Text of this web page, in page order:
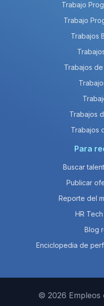
Trabajo
Trabajo
Trabajos
Trabajos
Trabajos
Trabajos
Para
Buscar
Publicar
Reporte del
HR
Blog
Enciclopedia de
© 2026 Empleos